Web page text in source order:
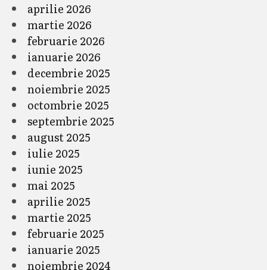
aprilie 2026
martie 2026
februarie 2026
ianuarie 2026
decembrie 2025
noiembrie 2025
octombrie 2025
septembrie 2025
august 2025
iulie 2025
iunie 2025
mai 2025
aprilie 2025
martie 2025
februarie 2025
ianuarie 2025
noiembrie 2024